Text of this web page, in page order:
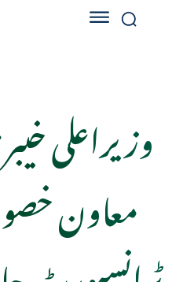
وزیراعلی
معاون